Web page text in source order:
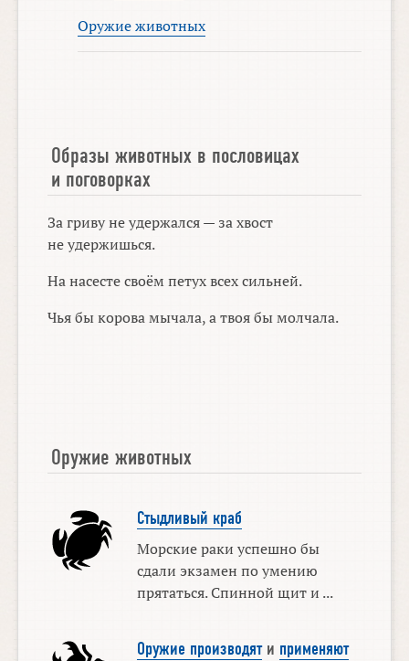
Оружие животных
Образы животных в пословицах
и поговорках
За гриву не удержался — за хвост
не удержишься.
На насесте своём петух всех сильней.
Чья бы корова мычала, а твоя бы молчала.
Оружие животных
Стыдливый краб
Морские раки успешно бы
сдали экзамен по умению
прятаться. Спинной щит и ...
Оружие производяти применяют